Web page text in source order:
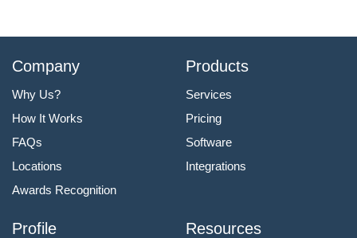
Company
Why Us?
How It Works
FAQs
Locations
Awards Recognition
Products
Services
Pricing
Software
Integrations
Profile Resources